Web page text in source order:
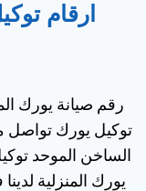
ارقام
رقم صيانة يورك
توكيل يورك تواصل
الساخن الموحد
يورك المنزلية